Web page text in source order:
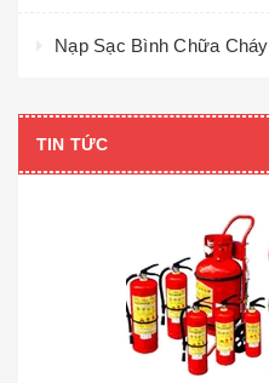
Nạp Sạc Bình Chữa Cháy
TIN TỨC